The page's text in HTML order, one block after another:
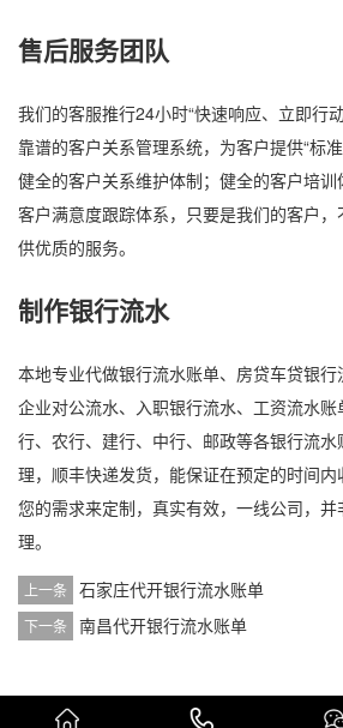
售后服务团队
我们的客服推行24小时“快速响应、立即行
靠谱的客户关系管理系统，为客户提供“标
健全的客户关系维护体制；健全的客户培训
客户满意度跟踪体系，只要是我们的客户
供优质的服务。
制作银行流水
本地专业代做银行流水账单、房贷车贷银行
企业对公流水、入职银行流水、工资流水
行、农行、建行、中行、邮政等各银行流
理，顺丰快递发货，能保证在预定的时间
您的需求来定制，真实有效，一线公司，
理。
上一条 石家庄代开银行流水账单
下一条 南昌代开银行流水账单